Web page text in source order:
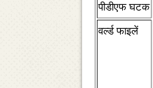
पीडीएफ घटक
वर्ल्‍ड फाइलें